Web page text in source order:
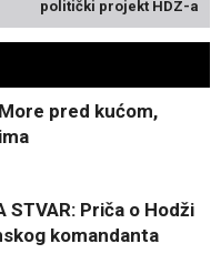
politički projekt HDZ-a
More pred kućom,
STVAR: Priča o Hodži
komandanta